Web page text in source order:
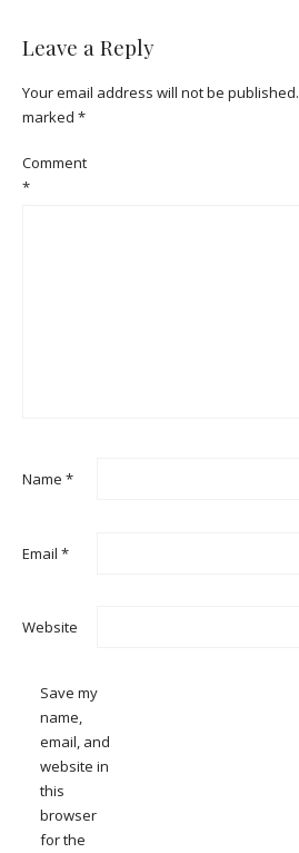
Leave a Reply
Your email address will not be published.
marked *
Comment
*
Name *
Email *
Website
Save my
name,
email, and
website in
this
browser
for the